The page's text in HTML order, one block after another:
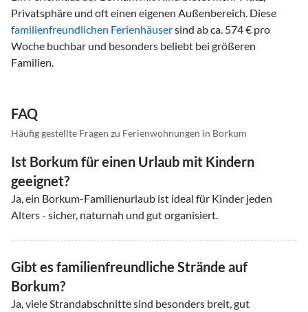
Privatsphäre und oft einen eigenen Außenbereich. Diese
familienfreundlichen Ferienhäusersind ab ca. 574 € pro
Woche buchbar und besonders beliebt bei größeren
Familien.
FAQ
Häufig gestellte Fragen zu Ferienwohnungen in Borkum
Ist Borkum für einen Urlaub mit Kindern
geeignet?
Ja, ein Borkum-Familienurlaub ist ideal für Kinder jeden
Alters - sicher, naturnah und gut organisiert.
Gibt es familienfreundliche Strände auf
Borkum?
Ja, viele Strandabschnitte sind besonders breit, gut